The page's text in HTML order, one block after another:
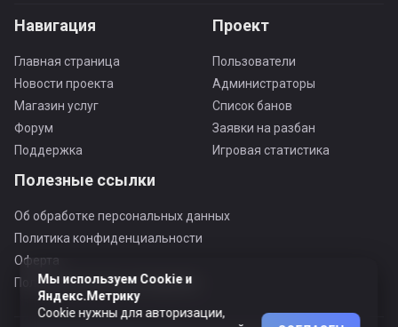
Навигация
Главная страница
Новости проекта
Магазин услуг
Форум
Поддержка
Проект
Пользователи
Администраторы
Список банов
Заявки на разбан
Игровая статистика
Полезные ссылки
Об обработке персональных данных
Политика конфиденциальности
Оферта
Пользовательское соглашение
Мы используем Cookie и
Яндекс.Метрику
Cookie нужны для авторизации,